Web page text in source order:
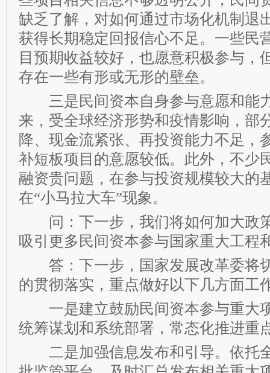
缺乏了解，对如何通过市场化机制退
获得长期稳定回报信心不足。一些民
目预期收益较好，也愿意积极参与，
存在一些有形或无形的壁垒。
三是民间资本自身参与意愿和能
来，受全球经济形势和疫情影响，部
降、现金流紧张、再投资能力不足，
补短板项目的意愿较低。此外，不少
融资贵问题，在参与投资规模较大的
在“小马拉大车”现象。
问：下一步，我们将如何加大政
吸引更多民间资本参与国家重大工程
答：下一步，国家发展改革委将
的贯彻落实，重点做好以下几方面工
一是建立鼓励民间资本参与重大
统筹谋划和系统部署，常态化推进重
二是加强信息发布和引导。依托